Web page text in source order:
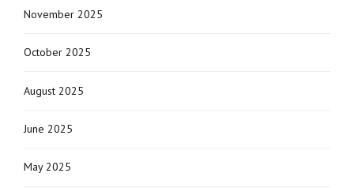
November 2025
October 2025
August 2025
June 2025
May 2025